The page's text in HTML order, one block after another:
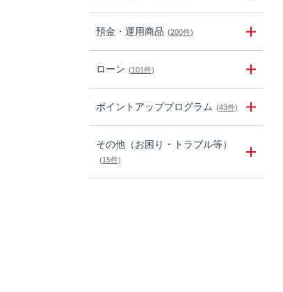
預金・運用商品 (200件)
ローン (101件)
ポイントアッププログラム (43件)
その他（お困り・トラブル等）
(15件)